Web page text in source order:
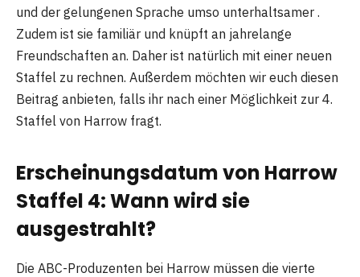
und der gelungenen Sprache umso unterhaltsamer .
Zudem ist sie familiär und knüpft an jahrelange
Freundschaften an. Daher ist natürlich mit einer neuen
Staffel zu rechnen. Außerdem möchten wir euch diesen
Beitrag anbieten, falls ihr nach einer Möglichkeit zur 4.
Staffel von Harrow fragt.
Erscheinungsdatum von Harrow
Staffel 4: Wann wird sie
ausgestrahlt?
Die ABC-Produzenten bei Harrow müssen die vierte